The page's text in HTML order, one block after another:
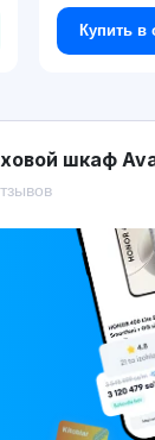
Купить в
шкаф